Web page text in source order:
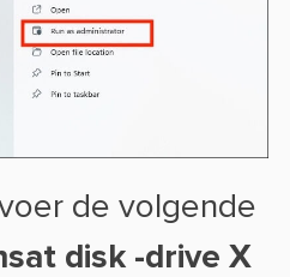
de volgende
disk -drive X